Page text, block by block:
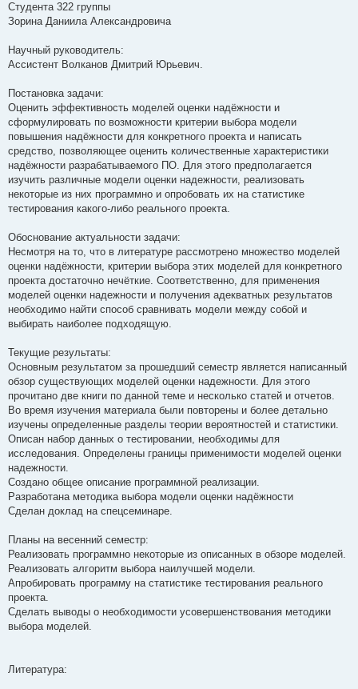
Студента 322 группы
Зорина Даниила Александровича
Научный руководитель:
Ассистент Волканов Дмитрий Юрьевич.
Постановка задачи:
Оценить эффективность моделей оценки надёжности и
сформулировать по возможности критерии выбора модели
повышения надёжности для конкретного проекта и написать
средство, позволяющее оценить количественные характеристики
надёжности разрабатываемого ПО. Для этого предполагается
изучить различные модели оценки надежности, реализовать
некоторые из них программно и опробовать их на статистике
тестирования какого-либо реального проекта.
Обоснование актуальности задачи:
Несмотря на то, что в литературе рассмотрено множество моделей
оценки надёжности, критерии выбора этих моделей для конкретного
проекта достаточно нечёткие. Соответственно, для применения
моделей оценки надежности и получения адекватных результатов
необходимо найти способ сравнивать модели между собой и
выбирать наиболее подходящую.
Текущие результаты:
Основным результатом за прошедший семестр является написанный
обзор существующих моделей оценки надежности. Для этого
прочитано две книги по данной теме и несколько статей и отчетов.
Во время изучения материала были повторены и более детально
изучены определенные разделы теории вероятностей и статистики.
Описан набор данных о тестировании, необходимы для
исследования. Определены границы применимости моделей оценки
надежности.
Создано общее описание программной реализации.
Разработана методика выбора модели оценки надёжности
Сделан доклад на спецсеминаре.
Планы на весенний семестр:
Реализовать программно некоторые из описанных в обзоре моделей.
Реализовать алгоритм выбора наилучшей модели.
Апробировать программу на статистике тестирования реального
проекта.
Сделать выводы о необходимости усовершенствования методики
выбора моделей.
Литература: